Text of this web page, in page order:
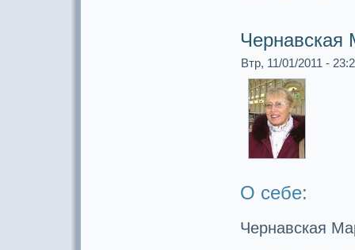
Втр, 11/01/2011 -
О себе:
Чернавскaя